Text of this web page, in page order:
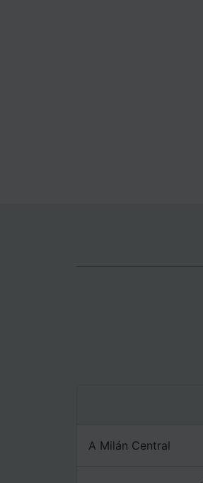
A Milán Central